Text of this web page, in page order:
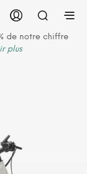
de notre chiffre
plus